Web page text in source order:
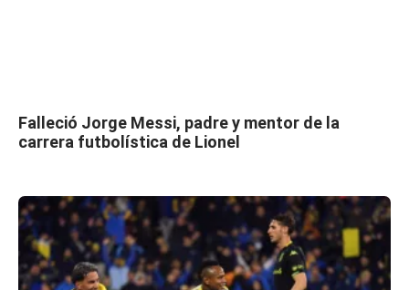
Falleció Jorge Messi, padre y mentor de la
carrera futbolística de Lionel